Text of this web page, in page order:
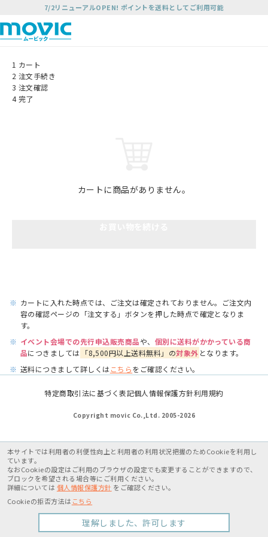
7/2リニューアルOPEN! ポイントを送料としてご利用可能
1 カート
2 注文手続き
3 注文確認
4 完了
カートに商品がありません。
※ カートに入れた時点では、ご注文は確定されておりません。ご注文内
容の確認ページの「注文する」ボタンを押した時点で確定となりま
す。
※ イベント会場での先行申込販売商品や、 個別に送料がかかっている商
品につきましては 「8,500円以上送料無料」の対象外 となります。
※ 送料につきまして詳しくはこちらをご確認ください。
特定商取引法に基づく表記個人情報保護方針利用規約
Copyright movic Co.,Ltd. 2005-2026
本サイトでは利用者の利便性向上と利用者の利用状況把握のためCookieを利用し
ています。
なおCookieの設定はご利用のブラウザの設定でも変更することができますので、
ブロックを希望される場合等にご利用ください。
詳細については 個人情報保護方針 をご確認ください。
Cookieの拒否方法は こちら
理解しました、許可します